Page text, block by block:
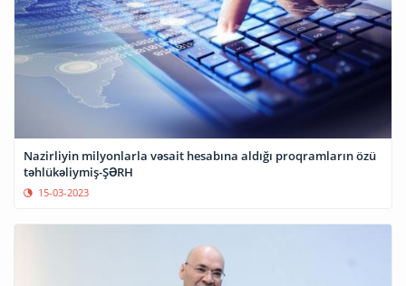
Nazirliyin milyonlarla vəsait hesabına aldığı proqramların özü
təhlükəliymiş-ŞƏRH
15-03-2023